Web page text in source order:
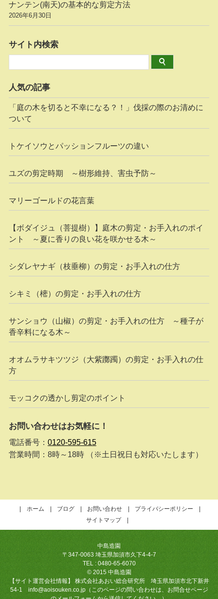
ナンテン(南天)の基本的な剪定方法
2026年6月30日
サイト内検索
人気の記事
「庭の木を切ると不幸になる？！」伐採の際のお清めに
ついて
トケイソウとパッションフルーツの違い
ユズの剪定時期 ～樹形維持、害虫予防～
マリーゴールドの花言葉
【ボダイジュ（菩提樹）】庭木の剪定・お手入れのポイ
ント ～夏に香りの良い花を咲かせる木～
シダレヤナギ（枝垂柳）の剪定・お手入れの仕方
シキミ（樒）の剪定・お手入れの仕方
サンショウ（山椒）の剪定・お手入れの仕方 ～種子が
香辛料になる木～
オオムラサキツツジ（大紫躑躅）の剪定・お手入れの仕
方
モッコクの透かし剪定のポイント
お問い合わせはお気軽に！
電話番号： 0120-595-615
営業時間：8時～18時 （※土日祝日も対応いたします）
ホーム ブログ お問い合わせ
プライバシーポリシー
サイトマップ
中島造園
〒347-0063 埼玉県加須市久下4-4-7
TEL : 0480-65-6070
© 2015 中島造園
【サイト運営会社情報】 株式会社あおい総合研究所 埼玉県加須市北下新井
54-1 info@aoisouken.co.jp（このページの問い合わせは、お問合せページ